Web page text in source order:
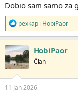
Dobio sam samo za
R
e
a
g
o
v
a
n
j
pexkap i HobiPaor
HobiPaor
Član
11 Jan 2026